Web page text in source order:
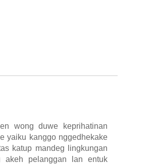
wong duwe keprihatinan
yaiku kanggo nggedhekake
katup mandeg lingkungan
pelanggan lan entuk